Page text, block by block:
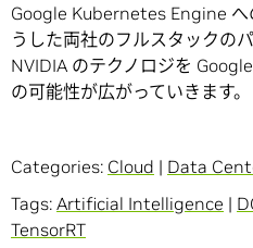
Google Kubernetes Engine
うした両社のフルスタックの
NVIDIA のテクノロジを
の可能性が広がっていきます。
Categories: Cloud | Data
Tags: Artificial Intelligence |
TensorRT